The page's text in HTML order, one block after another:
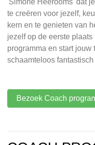
'Simone Heerooms' dat
te creëren voor jezelf,
kern en te genieten van
jezelf op de eerste
programma en start jouw
schaamteloos fantastisch
Bezoek Coach